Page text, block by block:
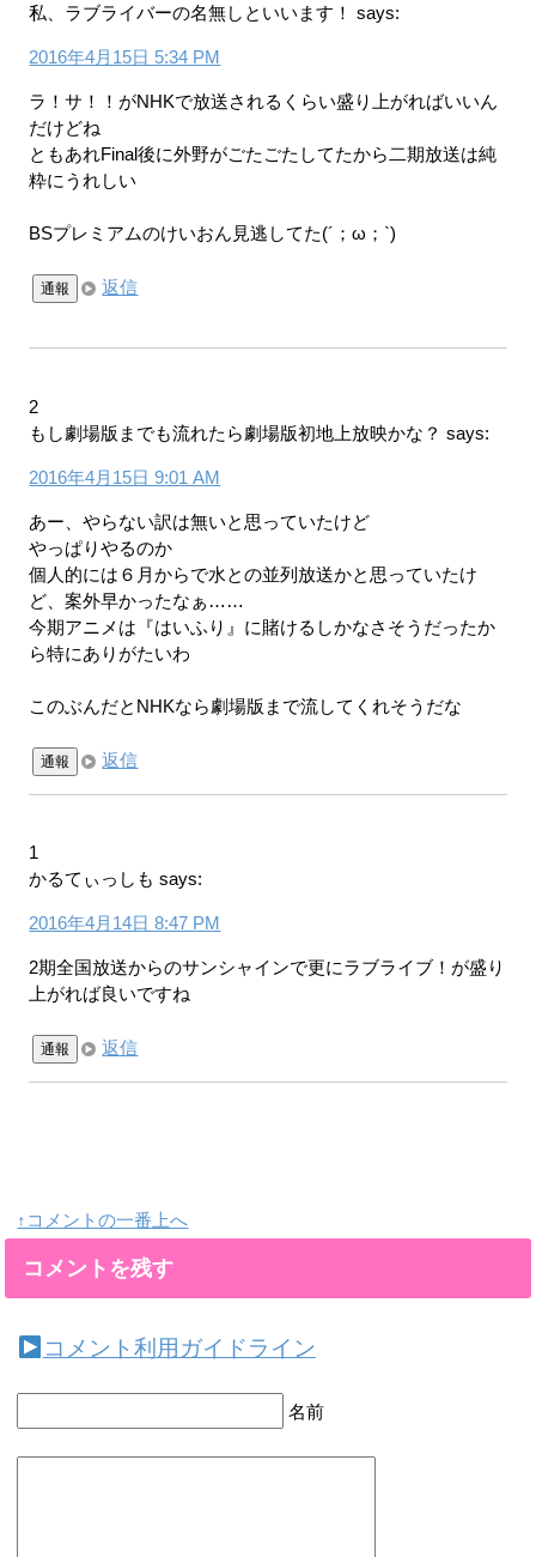
私、ラブライバーの名無しといいます！
says:
2016年4月15日 5:34 PM
ラ！サ！！がNHKで放送されるくらい盛り上がればいいん
だけどね
ともあれFinal後に外野がごたごたしてたから二期放送は純
粋にうれしい
BSプレミアムのけいおん見逃してた(´；ω；`)
通報 返信
2
もし劇場版までも流れたら劇場版初地上放映かな？ says:
2016年4月15日 9:01 AM
あー、やらない訳は無いと思っていたけど
やっぱりやるのか
個人的には６月からで水との並列放送かと思っていたけ
ど、案外早かったなぁ……
今期アニメは『はいふり』に賭けるしかなさそうだったか
ら特にありがたいわ
このぶんだとNHKなら劇場版まで流してくれそうだな
通報 返信
1
かるてぃっしも says:
2016年4月14日 8:47 PM
2期全国放送からのサンシャインで更にラブライブ！が盛り
上がれば良いですね
通報 返信
↑コメントの一番上へ
コメントを残す
コメント利用ガイドライン
名前